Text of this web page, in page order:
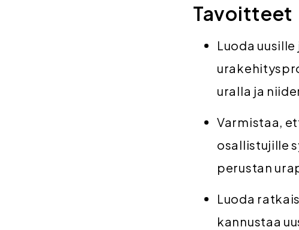
Tavoitteet
Luoda
uralla ja
Varmistaa,
osallistujille
perustan
Luoda
kannustaa